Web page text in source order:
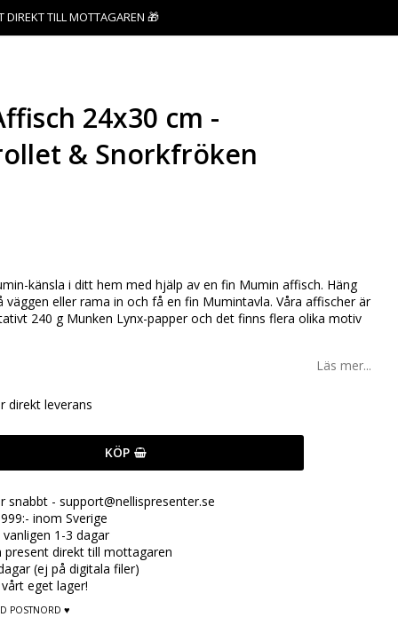
DIREKT TILL MOTTAGAREN 🎁
24x30 cm -
& Snorkfröken
känsla i ditt hem med hjälp av en fin Mumin affisch. Häng
väggen eller rama in och få en fin Mumintavla. Våra affischer är
240 g Munken Lynx-papper och det finns flera olika motiv
Läs mer...
direkt leverans
KÖP
snabbt - support@nellispresenter.se
inom Sverige
1-3 dagar
present direkt till mottagaren
(ej på digitala filer)
eget lager!
POSTNORD ♥